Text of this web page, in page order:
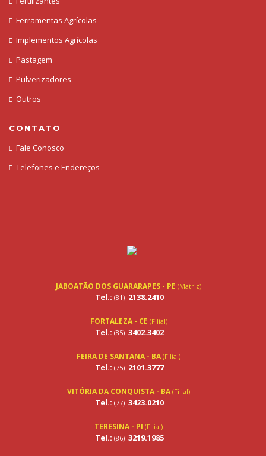
Ferramentas Agrícolas
Implementos Agrícolas
Pastagem
Pulverizadores
Outros
CONTATO
Fale Conosco
Telefones e Endereços
JABOATÃO DOS GUARARAPES - PE (Matriz)
Tel.: (81) 2138.2410
FORTALEZA - CE (Filial)
Tel.: (85) 3402.3402
FEIRA DE SANTANA - BA (Filial)
Tel.: (75) 2101.3777
VITÓRIA DA CONQUISTA - BA (Filial)
Tel.: (77) 3423.0210
TERESINA - PI (Filial)
Tel.: (86) 3219.1985